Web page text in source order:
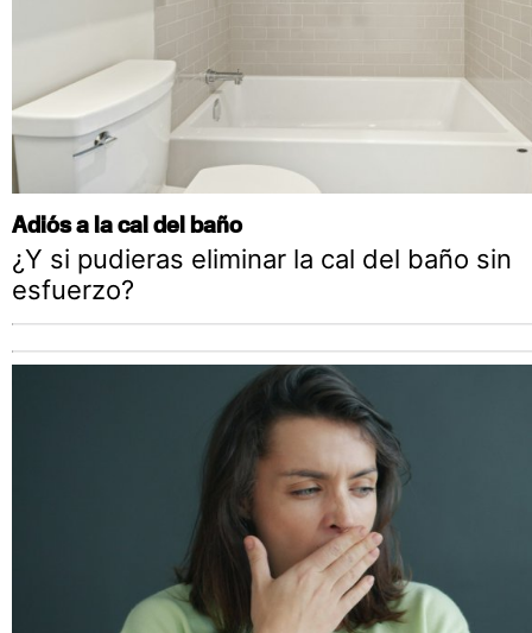
Adiós a la cal del baño
¿Y si pudieras eliminar la cal del baño sin
esfuerzo?